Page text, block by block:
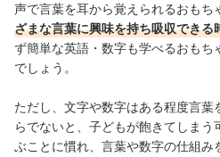
声で言葉を耳から覚えられるおもち
ざまな言葉に興味を持ち吸収できる
ず簡単な英語・数字も学べるおもち
でしょう。
ただし、文字や数字はある程度言
らでないと、子どもが飽きてしま
ぶことに慣れ、言葉や数字の仕組み